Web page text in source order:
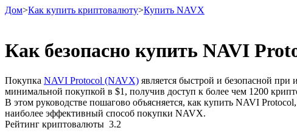
Фьючерсы
Дом>Как купить криптовалюту>Купить NAVX
Как безопасно купить NAVI
Покупка NAVI Protocol (NAVX) является быстрой и безопасной
минимальной покупкой в ​​$1, получив доступ к более чем 1200
В этом руководстве пошагово объясняется, как купить NAVI
наиболее эффективный способ покупки NAVX.
Рейтинг криптовалюты 3.2